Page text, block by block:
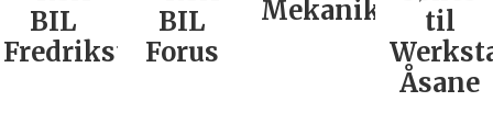
BIL
Fredrikstad
BIL
Forus
Mekaniker til
Åsane